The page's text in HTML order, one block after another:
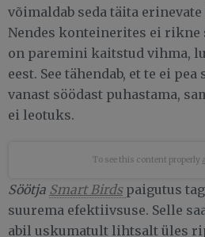
võimaldab seda täita
Nendes konteinerites ei
on paremini kaitstud vihma,
eest. See tähendab, et te ei
vanast söödast puhastama,
ei leotuks.
To see this content properly
Söötja Smart Birds paigutus
suurema efektiivsuse. Selle
abil uskumatult lihtsalt üles